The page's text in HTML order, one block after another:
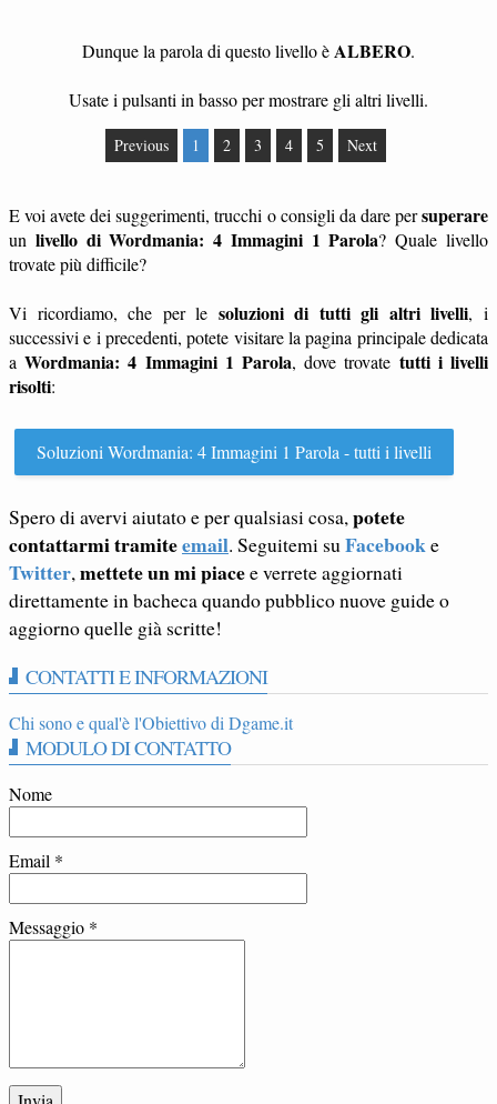
Dunque la parola di questo livello èALBERO.
Usate i pulsanti in basso per mostrare gli altri livelli.
Previous 1 2 3 4 5 Next
E voi avete dei suggerimenti, trucchi o consigli da dare persuperare
un livello di Wordmania: 4 Immagini 1 Parola? Quale livello
trovate più difficile?
Vi ricordiamo, che per le soluzioni di tutti gli altri livelli, i
successivi e i precedenti, potete visitare la pagina principale dedicata
aWordmania: 4 Immagini 1 Parola, dove trovate tutti i livelli
risolti:
Soluzioni Wordmania: 4 Immagini 1 Parola - tutti i livelli
Spero di avervi aiutato e per qualsiasi cosa,potete
contattarmi tramiteemail. Seguitemi suFacebooke
Twitter,mettete un mi piacee verrete aggiornati
direttamente in bacheca quando pubblico nuove guide o
aggiorno quelle già scritte!
CONTATTI E INFORMAZIONI
Chi sono e qual'è l'Obiettivo di Dgame.it
MODULO DI CONTATTO
Nome
Email *
Messaggio *